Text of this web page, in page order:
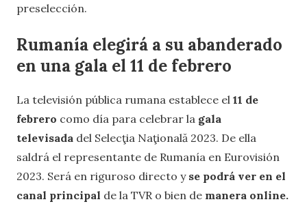
preselección.
Rumanía elegirá a su abanderado
en una gala el 11 de febrero
La televisión pública rumana establece el 11 de
febrero como día para celebrar la gala
televisada del Selecţia Naţională 2023. De ella
saldrá el representante de Rumanía en Eurovisión
2023. Será en riguroso directo y se podrá ver en el
canal principal de la TVR o bien de manera online.